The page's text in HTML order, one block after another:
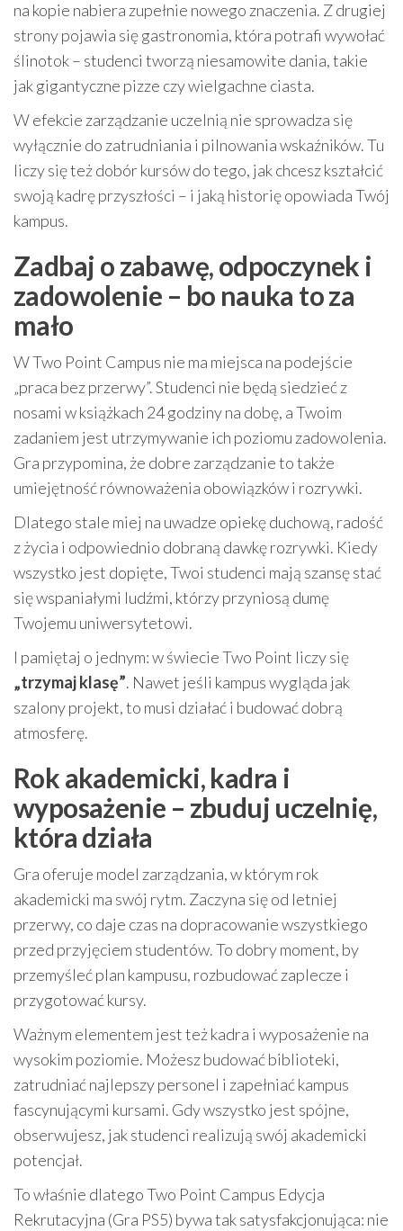
na kopie nabiera zupełnie nowego znaczenia. Z drugiej
strony pojawia się gastronomia, która potrafi wywołać
ślinotok – studenci tworzą niesamowite dania, takie
jak gigantyczne pizze czy wielgachne ciasta.
W efekcie zarządzanie uczelnią nie sprowadza się
wyłącznie do zatrudniania i pilnowania wskaźników. Tu
liczy się też dobór kursów do tego, jak chcesz kształcić
swoją kadrę przyszłości – i jaką historię opowiada Twój
kampus.
Zadbaj o zabawę, odpoczynek i
zadowolenie – bo nauka to za
mało
W Two Point Campus nie ma miejsca na podejście
„praca bez przerwy”. Studenci nie będą siedzieć z
nosami w książkach 24 godziny na dobę, a Twoim
zadaniem jest utrzymywanie ich poziomu zadowolenia.
Gra przypomina, że dobre zarządzanie to także
umiejętność równoważenia obowiązków i rozrywki.
Dlatego stale miej na uwadze opiekę duchową, radość
z życia i odpowiednio dobraną dawkę rozrywki. Kiedy
wszystko jest dopięte, Twoi studenci mają szansę stać
się wspaniałymi ludźmi, którzy przyniosą dumę
Twojemu uniwersytetowi.
I pamiętaj o jednym: w świecie Two Point liczy się
„trzymaj klasę”. Nawet jeśli kampus wygląda jak
szalony projekt, to musi działać i budować dobrą
atmosferę.
Rok akademicki, kadra i
wyposażenie – zbuduj uczelnię,
która działa
Gra oferuje model zarządzania, w którym rok
akademicki ma swój rytm. Zaczyna się od letniej
przerwy, co daje czas na dopracowanie wszystkiego
przed przyjęciem studentów. To dobry moment, by
przemyśleć plan kampusu, rozbudować zaplecze i
przygotować kursy.
Ważnym elementem jest też kadra i wyposażenie na
wysokim poziomie. Możesz budować biblioteki,
zatrudniać najlepszy personel i zapełniać kampus
fascynującymi kursami. Gdy wszystko jest spójne,
obserwujesz, jak studenci realizują swój akademicki
potencjał.
To właśnie dlatego Two Point Campus Edycja
Rekrutacyjna (Gra PS5) bywa tak satysfakcjonująca: nie